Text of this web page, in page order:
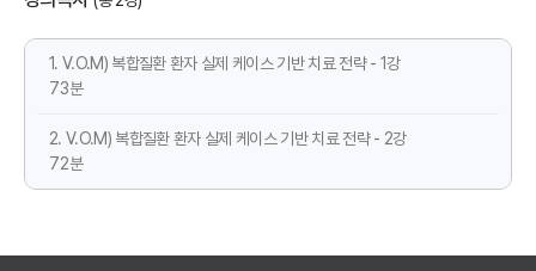
1. V.O.M) 복합질환 환자 실제 케이스 기반 치료 전략 - 1강
73분
2. V.O.M) 복합질환 환자 실제 케이스 기반 치료 전략 - 2강
72분